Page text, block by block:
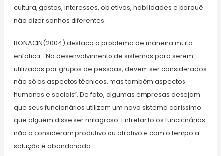
cultura, gostos, interesses, objetivos, habilidades e porquê
não dizer sonhos diferentes.
BONACIN(2004) destaca o problema de maneira muito
enfática. “No desenvolvimento de sistemas para serem
utilizados por grupos de pessoas, devem ser considerados
não só os aspectos técnicos, mas também aspectos
humanos e sociais”. De fato, algumas empresas desejam
que seus funcionários utilizem um novo sistema caríssimo
que alguém disse ser milagroso. Entretanto os funcionários
não o consideram produtivo ou atrativo e com o tempo a
solução é abandonada.